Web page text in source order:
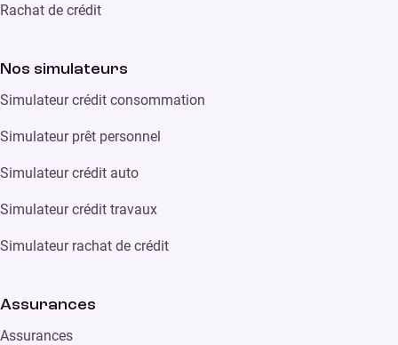
Rachat de crédit
Nos simulateurs
Simulateur crédit consommation
Simulateur prêt personnel
Simulateur crédit auto
Simulateur crédit travaux
Simulateur rachat de crédit
Assurances
Assurances